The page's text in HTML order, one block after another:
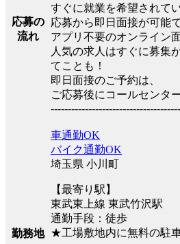
応募の
流れ
すぐに就業を希望されて
応募から即日面接が可
アプリ不要のオンライン
人気の求人はすぐに募集
てことも！
即日面接のご予約は、
ご応募後にコールセンタ
勤務地
車通勤OK
バイク通勤OK
埼玉県 小川町
【最寄り駅】
東武東上線 東武竹沢駅
通勤手段：徒歩
★工場敷地内に無料の駐